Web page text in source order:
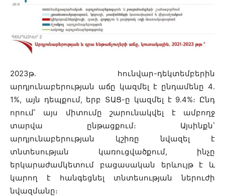
2023թ. հունվար-դեկտեմբերին
արդյունաբերության աճը կազմել է ընդամենը 4․
1%, այն դեպքում, երբ ՏԱՑ-ը կազմել է 9.4%։ Ընդ
որում՝ այս միտումը շարունակվել է ամբողջ
տարվա ընթացքում։ Այսինքն՝
արդյունաբերության կշիռը նվազել է
տնտեսության կառուցվածքում, ինչը
երկարաժամկետում բացասական երևույթ է և
կարող է հանգեցնել տնտեսության ներուժի
նվազմանը։